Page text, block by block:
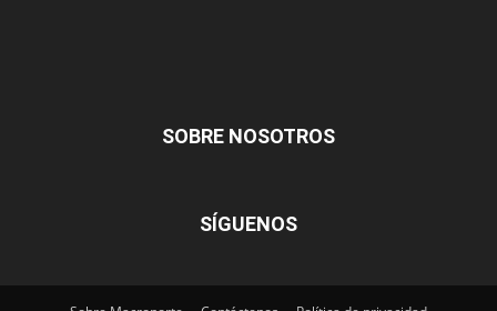
SOBRE NOSOTROS
SÍGUENOS